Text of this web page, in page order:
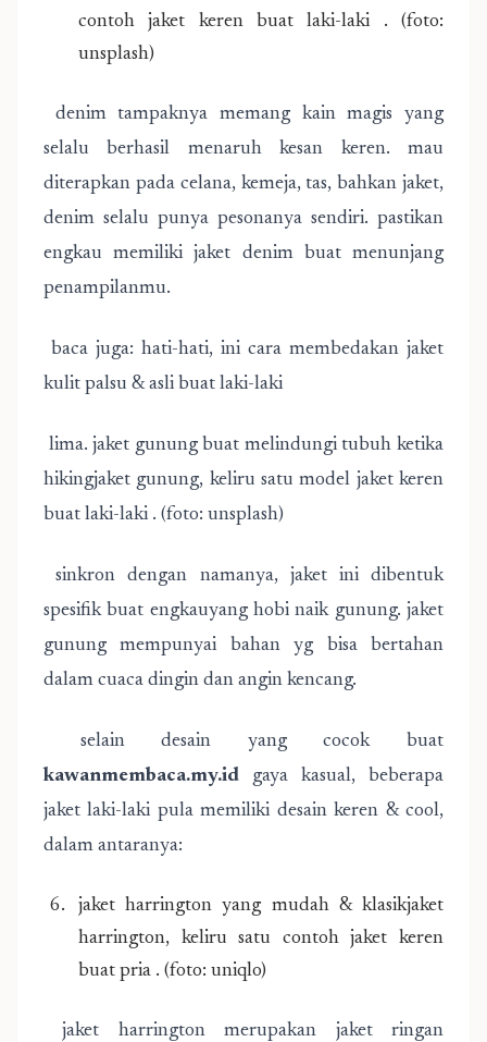
contoh jaket keren buat laki-laki . (foto:
unsplash)
denim tampaknya memang kain magis yang
selalu berhasil menaruh kesan keren. mau
diterapkan pada celana, kemeja, tas, bahkan jaket,
denim selalu punya pesonanya sendiri. pastikan
engkau memiliki jaket denim buat menunjang
penampilanmu.
baca juga: hati-hati, ini cara membedakan jaket
kulit palsu & asli buat laki-laki
lima. jaket gunung buat melindungi tubuh ketika
hikingjaket gunung, keliru satu model jaket keren
buat laki-laki . (foto: unsplash)
sinkron dengan namanya, jaket ini dibentuk
spesifik buat engkauyang hobi naik gunung. jaket
gunung mempunyai bahan yg bisa bertahan
dalam cuaca dingin dan angin kencang.
selain desain yang cocok buat
kawanmembaca.my.id gaya kasual, beberapa
jaket laki-laki pula memiliki desain keren & cool,
dalam antaranya:
jaket harrington yang mudah & klasikjaket
harrington, keliru satu contoh jaket keren
buat pria . (foto: uniqlo)
jaket harrington merupakan jaket ringan